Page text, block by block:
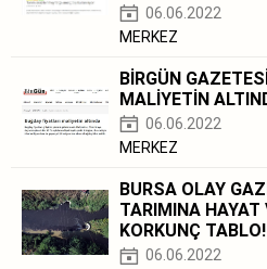
06.06.2022
MERKEZ
BİRGÜN
MALİYETİN
06.06.2022
MERKEZ
BURSA OLAY
TARIMINA HAYAT
KORKUNÇ
06.06.2022